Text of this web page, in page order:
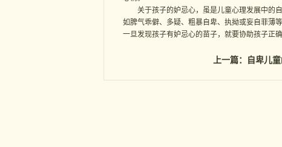
关于孩子的妒忌心，虽是儿童心理发展中的自
如脾气乖僻、多疑、粗暴自卑、执拗或妄自菲薄
一旦发现孩子有妒忌心的苗子，就要协助孩子正
上一篇： 自卑儿